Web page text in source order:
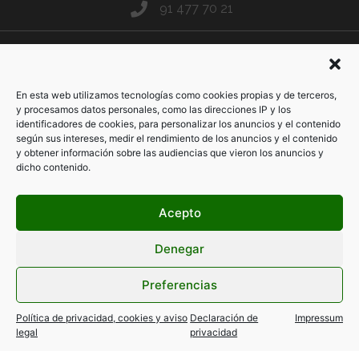
En esta web utilizamos tecnologías como cookies propias y de terceros,
y procesamos datos personales, como las direcciones IP y los
identificadores de cookies, para personalizar los anuncios y el contenido
según sus intereses, medir el rendimiento de los anuncios y el contenido
y obtener información sobre las audiencias que vieron los anuncios y
dicho contenido.
Acepto
Denegar
Preferencias
Política de privacidad, cookies y aviso
legal
Declaración de
privacidad
Impressum
91 477 70 21
> Consulta aquí nuestras políticas de privacidad, de cookies y
nuestro aviso legal
Web creada y diseñada por Amor de Madre & Juanita Banana Estudio
Creativo. Todos los derechos reservados. 2023©